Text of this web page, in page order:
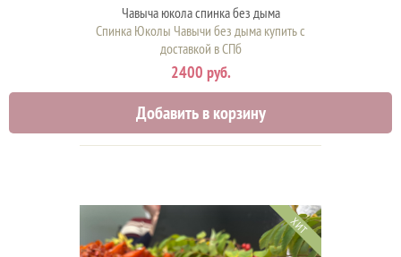
Чавыча юкола спинка без дыма
Спинка Юколы Чавычи без дыма купить с
доставкой в СПб
2400 руб.
Добавить в корзину
ХИТ